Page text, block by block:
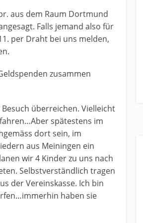
aus dem Raum Dortmund
Falls jemand also für
per Draht bei uns melden,
zusammen
überreichen. Vielleicht
spätestens im
dort sein, im
aus Meiningen ein
wir 4 Kinder zu uns nach
Selbstverständlich tragen
der Vereinskasse. Ich bin
haben sie